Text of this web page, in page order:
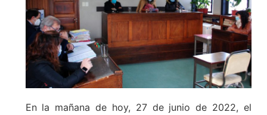
En la mañana de hoy, 27 de junio de 2022, el